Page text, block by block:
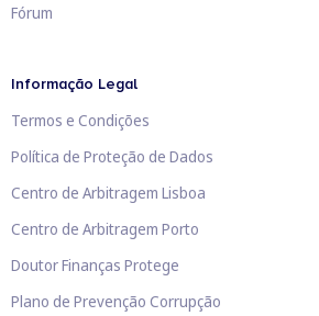
Fórum
Informação Legal
Termos e Condições
Política de Proteção de Dados
Centro de Arbitragem Lisboa
Centro de Arbitragem Porto
Doutor Finanças Protege
Plano de Prevenção Corrupção